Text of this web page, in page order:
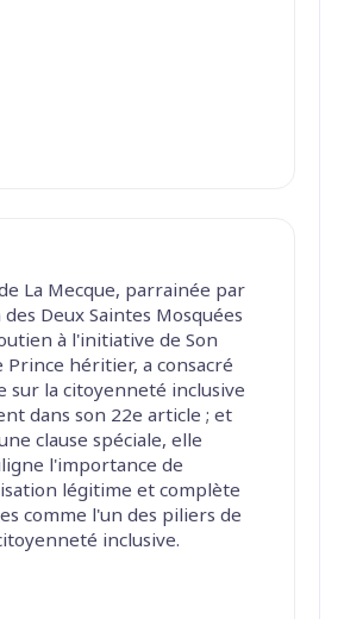
La Mecque, parrainée par
Deux Saintes Mosquées
à l'initiative de Son
Prince héritier, a consacré
sur la citoyenneté inclusive
dans son 22e article ; et
clause spéciale, elle
l'importance de
légitime et complète
comme l'un des piliers de
inclusive.